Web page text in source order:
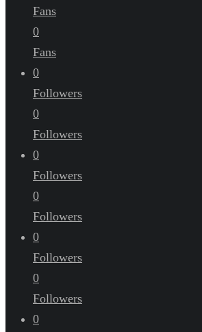
Fans
0
Fans
0
Followers
0
Followers
0
Followers
0
Followers
0
Followers
0
Followers
0